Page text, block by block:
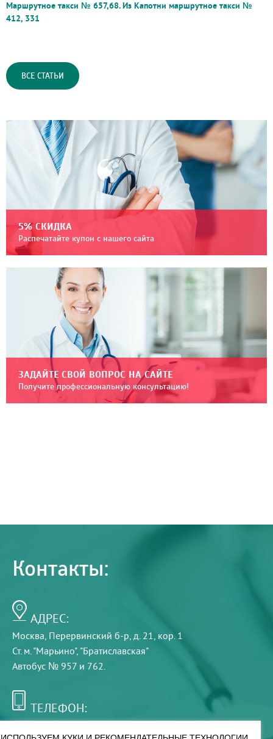
Маршрутное такси № 657,68. Из Капотни маршрутное такси №
412, 331
ВСЕ СТАТЬИ
5% СКИДКА
Распечатайте купон с нашего сайта
ЗАДАЙТЕ СВОЙ ВОПРОС НА САЙТЕ
Получите профессиональную консультацию!
Контакты:
АДРЕС:
Москва, Перервинский б-р, д. 21, кор. 1
Ст. м. "Марьино", "Братиславская"
Автобус № 957 и 762.
ТЕЛЕФОН: